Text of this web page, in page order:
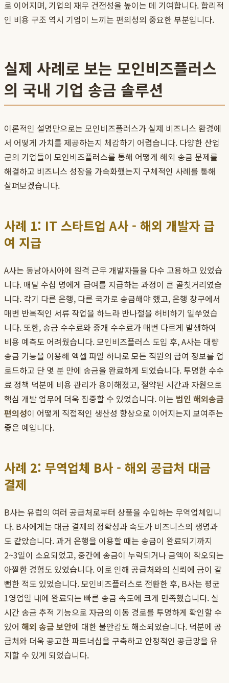
로 이어지며, 기업의 재무 건전성을 높이는 데 기여합니다. 합리적
인 비용 구조 역시 기업이 느끼는 편의성의 중요한 부분입니다.
실제 사례로 보는 모인비즈플러스
의 국내 기업 송금 솔루션
이론적인 설명만으로는 모인비즈플러스가 실제 비즈니스 환경에
서 어떻게 가치를 제공하는지 체감하기 어렵습니다. 다양한 산업
군의 기업들이 모인비즈플러스를 통해 어떻게 해외 송금 문제를
해결하고 비즈니스 성장을 가속화했는지 구체적인 사례를 통해
살펴보겠습니다.
사례 1: IT 스타트업 A사 - 해외 개발자 급
여 지급
A사는 동남아시아에 원격 근무 개발자들을 다수 고용하고 있었습
니다. 매달 수십 명에게 급여를 지급하는 과정이 큰 골칫거리였습
니다. 각기 다른 은행, 다른 국가로 송금해야 했고, 은행 창구에서
매번 반복적인 서류 작업을 하느라 반나절을 허비하기 일쑤였습
니다. 또한, 송금 수수료와 중개 수수료가 매번 다르게 발생하여
비용 예측도 어려웠습니다. 모인비즈플러스 도입 후, A사는 대량
송금 기능을 이용해 엑셀 파일 하나로 모든 직원의 급여 정보를 업
로드하고 단 몇 분 만에 송금을 완료하게 되었습니다. 투명한 수수
료 정책 덕분에 비용 관리가 용이해졌고, 절약된 시간과 자원으로
핵심 개발 업무에 더욱 집중할 수 있었습니다. 이는 법인 해외송금
편의성이 어떻게 직접적인 생산성 향상으로 이어지는지 보여주는
좋은 예입니다.
사례 2: 무역업체 B사 - 해외 공급처 대금
결제
B사는 유럽의 여러 공급처로부터 상품을 수입하는 무역업체입니
다. B사에게는 대금 결제의 정확성과 속도가 비즈니스의 생명과
도 같았습니다. 과거 은행을 이용할 때는 송금이 완료되기까지
2~3일이 소요되었고, 중간에 송금이 누락되거나 금액이 착오되는
아찔한 경험도 있었습니다. 이로 인해 공급처와의 신뢰에 금이 갈
뻔한 적도 있었습니다. 모인비즈플러스로 전환한 후, B사는 평균
1영업일 내에 완료되는 빠른 송금 속도에 크게 만족했습니다. 실
시간 송금 추적 기능으로 자금의 이동 경로를 투명하게 확인할 수
있어 해외 송금 보안에 대한 불안감도 해소되었습니다. 덕분에 공
급처와 더욱 공고한 파트너십을 구축하고 안정적인 공급망을 유
지할 수 있게 되었습니다.